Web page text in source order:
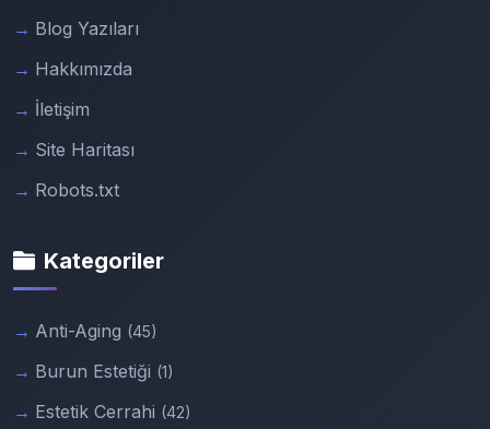
Blog Yazıları
Hakkımızda
İletişim
Site Haritası
Robots.txt
Kategoriler
Anti-Aging (45)
Burun Estetiği (1)
Estetik Cerrahi (42)